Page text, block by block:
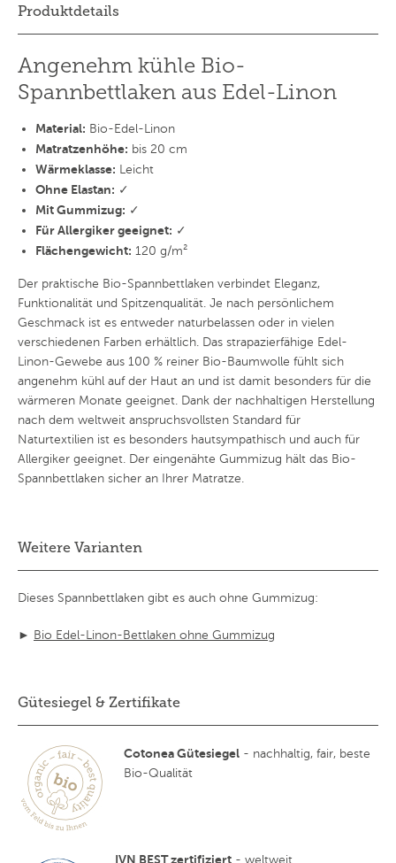
Produktdetails
Angenehm kühle Bio-
Spannbettlaken aus Edel-Linon
Material: Bio-Edel-Linon
Matratzenhöhe: bis 20 cm
Wärmeklasse: Leicht
Ohne Elastan: ✓
Mit Gummizug: ✓
Für Allergiker geeignet: ✓
Flächengewicht: 120 g/m²
Der praktische Bio-Spannbettlaken verbindet Eleganz,
Funktionalität und Spitzenqualität. Je nach persönlichem
Geschmack ist es entweder naturbelassen oder in vielen
verschiedenen Farben erhältlich. Das strapazierfähige Edel-
Linon-Gewebe aus 100 % reiner Bio-Baumwolle fühlt sich
angenehm kühl auf der Haut an und ist damit besonders für die
wärmeren Monate geeignet. Dank der nachhaltigen Herstellung
nach dem weltweit anspruchsvollsten Standard für
Naturtextilien ist es besonders hautsympathisch und auch für
Allergiker geeignet. Der eingenähte Gummizug hält das Bio-
Spannbettlaken sicher an Ihrer Matratze.
Weitere Varianten
Dieses Spannbettlaken gibt es auch ohne Gummizug:
► Bio Edel-Linon-Bettlaken ohne Gummizug
Gütesiegel & Zertifikate
Cotonea Gütesiegel - nachhaltig, fair, beste
Bio-Qualität
IVN BEST zertifiziert - weltweit